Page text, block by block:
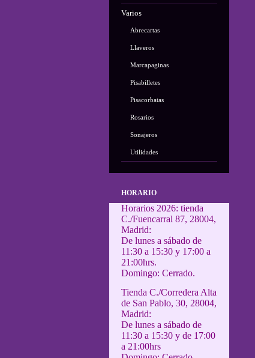
Varios
Abrecartas
Llaveros
Marcapaginas
Pisabilletes
Pisacorbatas
Rosarios
Sonajeros
Utilidades
HORARIO
Horarios 2026: tienda
C./Fuencarral 87, 28004,
Madrid:
De lunes a sábado de
11:30 a 15:30 y 17:00 a
21:00hrs.
Domingo: Cerrado.
Tienda C./Corredera Alta
de San Pablo, 30, 28004,
Madrid:
De lunes a sábado de
11:30 a 15:30 y de 17:00
a 21:00hrs